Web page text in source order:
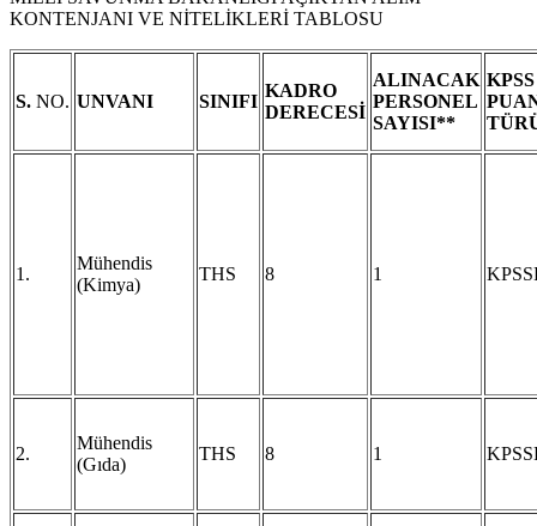
KONTENJANI VE NİTELİKLERİ TABLOSU
S. NO. UNVANI SINIFI
KADRO
DERECESİ
ALINACAK
PERSONEL
SAYISI**
KPSS
1.
Mühendis
(Kimya)
THS 8 1
2.
Mühendis
(Gıda)
THS 8 1